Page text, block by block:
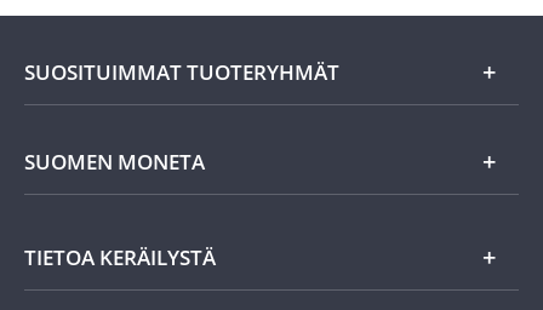
SUOSITUIMMAT TUOTERYHMÄT
Uutuudet
Eurokolikot
SUOMEN MONETA
TIETOA KERÄILYSTÄ